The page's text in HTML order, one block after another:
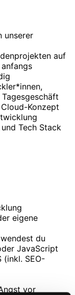
unserer
auf
Konzept
Tech Stack
eigene
du
JavaScript
(inkl. SEO-
vor